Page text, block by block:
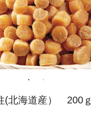
(北海道産） 200ｇ